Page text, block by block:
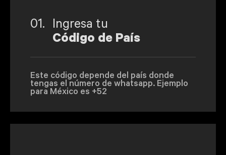
01.
Ingresa tu
Código de País
Este código depende del país donde
tengas el número de whatsapp. Ejemplo
para México es +52